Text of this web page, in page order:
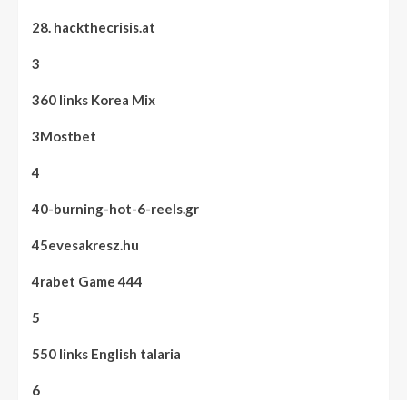
28. hackthecrisis.at
3
360 links Korea Mix
3Mostbet
4
40-burning-hot-6-reels.gr
45evesakresz.hu
4rabet Game 444
5
550 links English talaria
6